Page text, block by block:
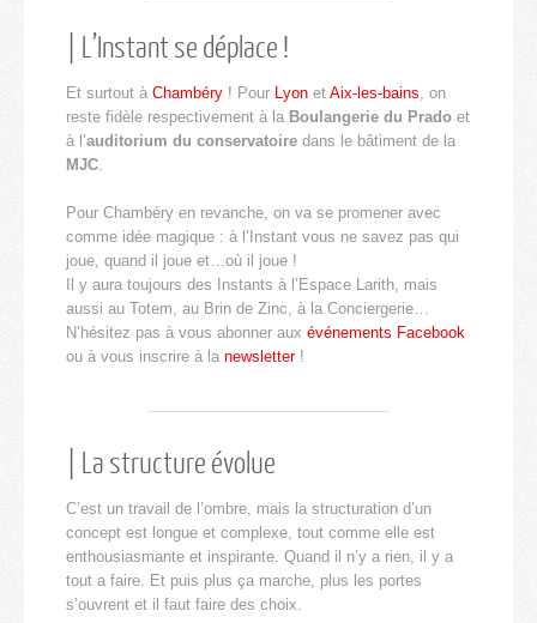
| L’Instant se déplace !
Et surtout à Chambéry ! Pour Lyon et Aix-les-bains , on
reste fidèle respectivement à la Boulangerie du Prado et
à l’auditorium du conservatoire dans le bâtiment de la
MJC
Pour Chambéry en revanche, on va se promener avec
comme idée magique : à l’Instant vous ne savez pas qui
joue, quand il joue et…où il joue !
Il y aura toujours des Instants à l’Espace Larith, mais
aussi au Totem, au Brin de Zinc, à la Conciergerie…
N’hésitez pas à vous abonner aux événements Facebook
ou à vous inscrire à la newsletter!
| La structure évolue
C’est un travail de l’ombre, mais la structuration d’un
concept est longue et complexe, tout comme elle est
enthousiasmante et inspirante. Quand il n’y a rien, il y a
tout a faire. Et puis plus ça marche, plus les portes
s’ouvrent et il faut faire des choix.